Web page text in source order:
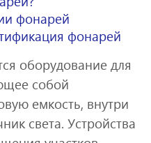
фонарей
фонарей
оборудование для
собой
емкость, внутри
света. Устройства